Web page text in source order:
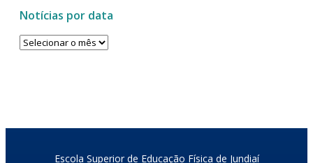
Notícias por data
Notícias
Escola Superior de Educação Física de Jundiaí